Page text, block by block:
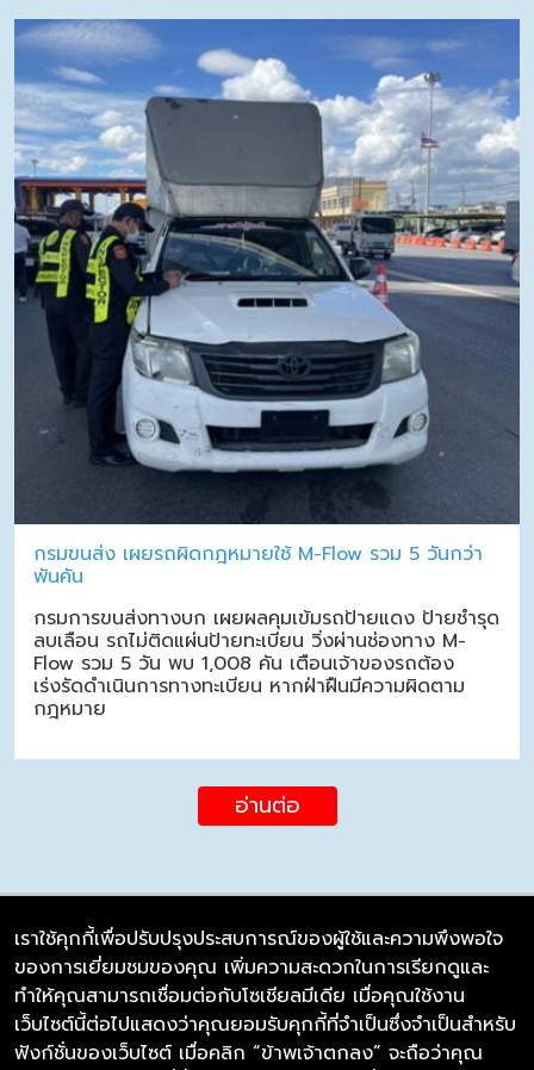
กรมขนส่ง เผยรถผิดกฎหมายใช้ M-Flow รวม 5 วันกว่า
พันคัน
กรมการขนส่งทางบก เผยผลคุมเข้มรถป้ายแดง ป้ายชำรุด
ลบเลือน รถไม่ติดแผ่นป้ายทะเบียน วิ่งผ่านช่องทาง M-
Flow รวม 5 วัน พบ 1,008 คัน เตือนเจ้าของรถต้อง
เร่งรัดดำเนินการทางทะเบียน หากฝ่าฝืนมีความผิดตาม
กฎหมาย
อ่านต่อ
บริษัท ซิมลิงค์ จำกัด
98/226 Bangrakyai-Baanmai Road,
Bangyai, Nonthaburi 11140
เราใช้คุกกี้เพื่อปรับปรุงประสบการณ์ของผู้ใช้และความพึงพอใจ
ของการเยี่ยมชมของคุณ เพิ่มความสะดวกในการเรียกดูและ
ทำให้คุณสามารถเชื่อมต่อกับโซเชียลมีเดีย เมื่อคุณใช้งาน
เว็บไซต์นี้ต่อไปแสดงว่าคุณยอมรับคุกกี้ที่จำเป็นซึ่งจำเป็นสำหรับ
ฟังก์ชั่นของเว็บไซต์ เมื่อคลิก “ข้าพเจ้าตกลง” จะถือว่าคุณ